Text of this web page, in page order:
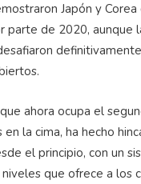
Japón y Corea
parte de 2020, aunque
ahora ocupa el
la cima, ha hecho
el principio, con un
que ofrece a los